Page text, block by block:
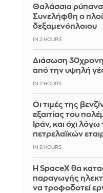
Θαλάσσια
Συνελήφθη ο
δεξαμενόπλοιου
IN 2 HOURS
Διάσωση
από την υψηλή
IN 2 HOURS
Οι τιμές της
εξαιτίας του
Ιράν, και όχι
πετρελαϊκών
IN 2 HOURS
Η SpaceX θα
παραγωγής
να τροφοδοτεί